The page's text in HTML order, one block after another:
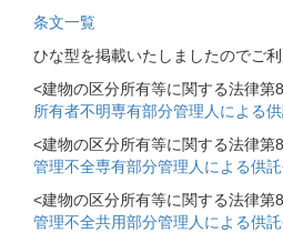
条文一覧
ひな型を掲載いたしましたのでご利
<建物の区分所有等に関する法律第
所有者不明専有部分管理人による
<建物の区分所有等に関する法律第
管理不全専有部分管理人による供
<建物の区分所有等に関する法律第
管理不全共用部分管理人による供